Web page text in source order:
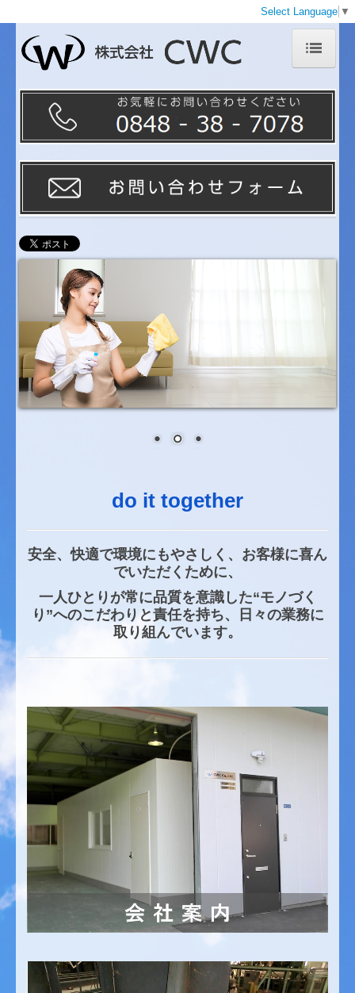
Select Language ▼
CWCのコンセプト
業務案内
採用情報
先輩の声
お問い合わせ
プライバシーポリシー
do it together
安全、快適で環境にもやさしく、お客様に喜ん
でいただくために、
一人ひとりが常に品質を意識した“モノづく
り”へのこだわりと責任を持ち、日々の業務に
取り組んでいます。